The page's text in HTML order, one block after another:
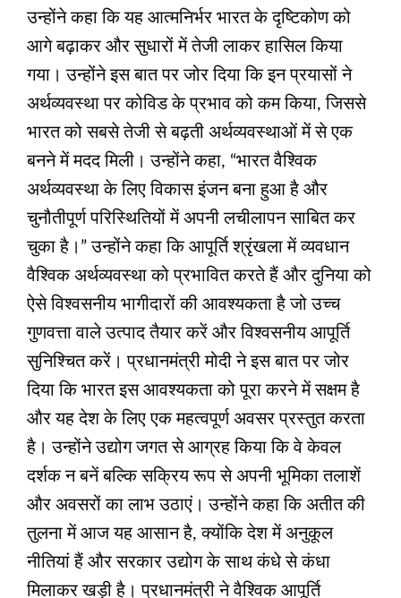
उन्होंने कहा कि यह आत्मनिर्भर भारत के दृष्टिकोण को
आगे बढ़ाकर और सुधारों में तेजी लाकर हासिल किया
गया। उन्होंने इस बात पर जोर दिया कि इन प्रयासों ने
अर्थव्यवस्था पर कोविड के प्रभाव को कम किया, जिससे
भारत को सबसे तेजी से बढ़ती अर्थव्यवस्थाओं में से एक
बनने में मदद मिली। उन्होंने कहा, “भारत वैश्विक
अर्थव्यवस्था के लिए विकास इंजन बना हुआ है और
चुनौतीपूर्ण परिस्थितियों में अपनी लचीलापन साबित कर
चुका है।” उन्होंने कहा कि आपूर्ति श्रृंखला में व्यवधान
वैश्विक अर्थव्यवस्था को प्रभावित करते हैं और दुनिया को
ऐसे विश्वसनीय भागीदारों की आवश्यकता है जो उच्च
गुणवत्ता वाले उत्पाद तैयार करें और विश्वसनीय आपूर्ति
सुनिश्चित करें। प्रधानमंत्री मोदी ने इस बात पर जोर
दिया कि भारत इस आवश्यकता को पूरा करने में सक्षम है
और यह देश के लिए एक महत्वपूर्ण अवसर प्रस्तुत करता
है। उन्होंने उद्योग जगत से आग्रह किया कि वे केवल
दर्शक न बनें बल्कि सक्रिय रूप से अपनी भूमिका तलाशें
और अवसरों का लाभ उठाएं। उन्होंने कहा कि अतीत की
तुलना में आज यह आसान है, क्योंकि देश में अनुकूल
नीतियां हैं और सरकार उद्योग के साथ कंधे से कंधा
मिलाकर खड़ी है। प्रधानमंत्री ने वैश्विक आपूर्ति